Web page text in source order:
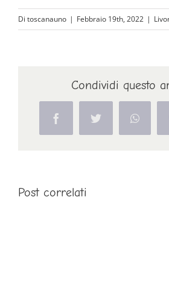
Di toscanauno | Febbraio 19th, 2022 |
Condividi questo
FacebookTwitter
Post correlati